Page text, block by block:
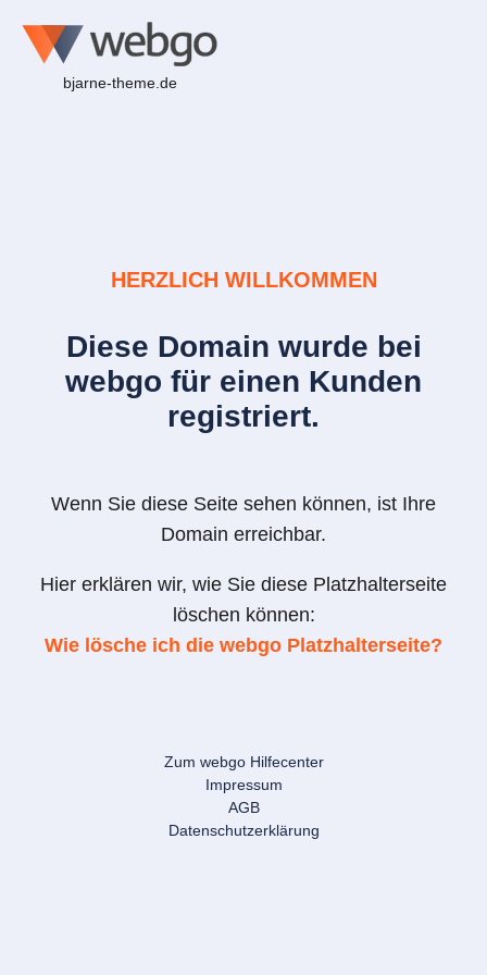
bjarne-theme.de
HERZLICH WILLKOMMEN
Diese Domain wurde bei
webgo für einen Kunden
registriert.
Wenn Sie diese Seite sehen können, ist Ihre
Domain erreichbar.
Hier erklären wir, wie Sie diese Platzhalterseite
löschen können:
Wie lösche ich die webgo Platzhalterseite?
Zum webgo Hilfecenter
Impressum
AGB
Datenschutzerklärung